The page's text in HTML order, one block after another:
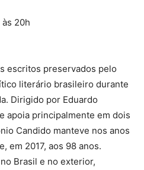
20h
escritos preservados pelo
literário brasileiro durante
Dirigido por Eduardo
apoia principalmente em dois
Candido manteve nos anos
em 2017, aos 98 anos.
Brasil e no exterior,